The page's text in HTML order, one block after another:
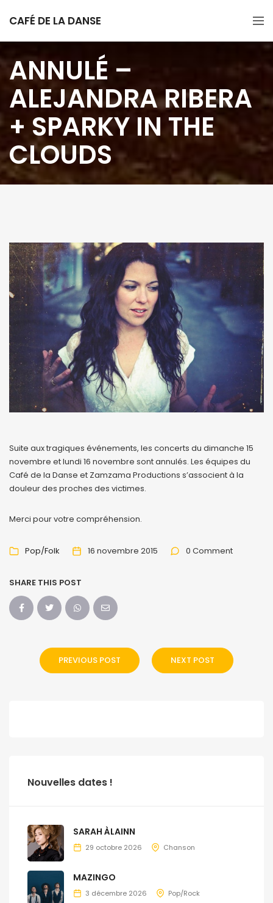
CAFÉ DE LA DANSE
ANNULÉ –
ALEJANDRA RIBERA
+ SPARKY IN THE
CLOUDS
Suite aux tragiques événements, les concerts du dimanche 15
novembre et lundi 16 novembre sont annulés. Les équipes du
Café de la Danse et Zamzama Productions s’associent à la
douleur des proches des victimes.
Merci pour votre compréhension.
Pop/Folk 16 novembre 2015 0 Comment
SHARE THIS POST
PREVIOUS POST NEXT POST
Nouvelles dates !
SARAH ÀLAINN
29 octobre 2026 Chanson
MAZINGO
3 décembre 2026 Pop/Rock